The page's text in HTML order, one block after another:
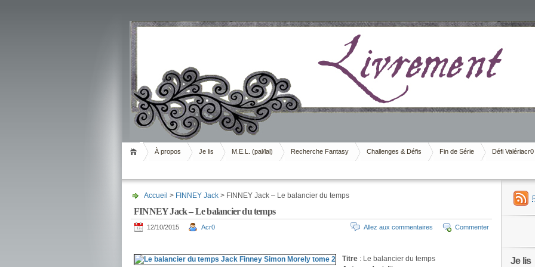
Livrement
À propos Je lis M.E.L. (pal/lal) Recherche Fantasy Challenges & Défis Fin de Série Défi Valériacr0
Accueil > FINNEY Jack > FINNEY Jack – Le balancier du temps
FINNEY Jack – Le balancier du temps
12/10/2015 Acr0 Commenter
Allez aux commentaires
Titre : Le balancier du temps
Je lis